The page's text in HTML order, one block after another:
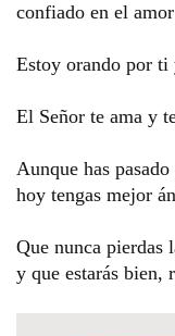
confiado en el
Estoy orando por ti
El Señor te ama y
Aunque has
hoy tengas mejor
Que nunca pierdas
y que estarás bien,